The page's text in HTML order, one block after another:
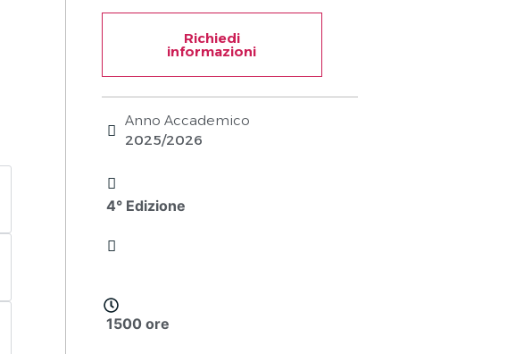
Richiedi
informazioni
Anno Accademico
2025/2026
4° Edizione
1500 ore